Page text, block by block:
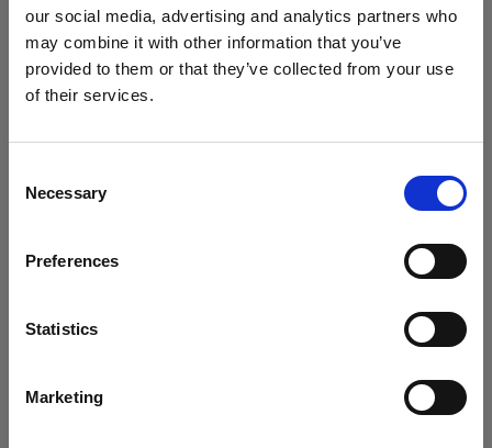
our social media, advertising and analytics partners who
may combine it with other information that you’ve
provided to them or that they’ve collected from your use
of their services.
Selection
Necessary
Preferences
Statistics
Marketing
地域を変更しますか？
Ireland
1 つのツールで 2 種類のライトを
Geared Up の今回のエピソードでは、Chris が1つ
のライトシェーピングツールで 2 種類のライトを
作り出す方法について解説しています。どのよう
テクニックがどのように機能するのかを学ぶこと
見逃してしまったエピソードも、アーカイブから